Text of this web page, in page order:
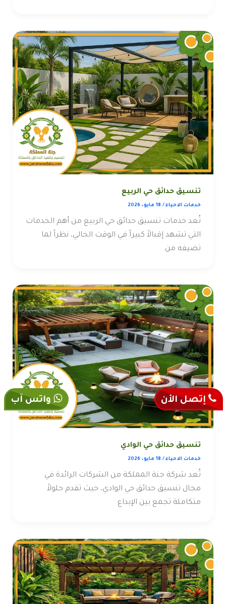
تنسيق حدائق حي الربيع
خدمات الاحياء/ 18 مايو، 2026
تُعد خدمات تنسيق حدائق حي الربيع من أهم الخدمات
التي تشهد إقبالاً كبيراً في الوقت الحالي، نظراً لما
تضيفه من
تنسيق حدائق حي الوادي
خدمات الاحياء/ 18 مايو، 2026
تُعد شركة جنة المملكة من الشركات الرائدة في
مجال تنسيق حدائق حي الوادي، حيث تقدم حلولاً
متكاملة تجمع بين الإبداع
إتصل الأن واتس آب